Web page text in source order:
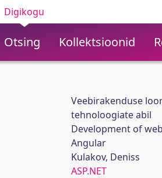
Digikogu
Otsing Kollektsioonid
Veebirakenduse
tehnoloogiate abil
Development of
Angular
Kulakov, Deniss
ASP.NET